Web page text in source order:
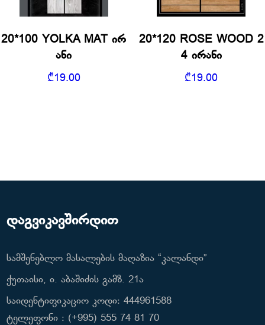
20*100 YOLKA MAT ირ
ანი
₾19.00
20*120 ROSE WOOD 2
4 ირანი
₾19.00
დაგვიკავშირდით
სამშენებლო მასალების მაღაზია “კალანდი”
ქუთაისი, ი. აბაშიძის გამზ. 21ა
საიდენტიფიკაციო კოდი: 444961588
ტელეფონი : (+995) 555 74 81 70